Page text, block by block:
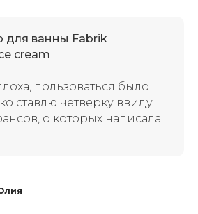
ванны Fabrik
cream
пользоваться было
ставлю четверку ввиду
о которых написала